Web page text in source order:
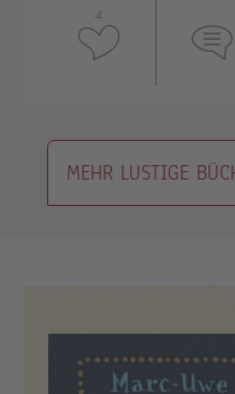
4
MEHR LUSTIGE